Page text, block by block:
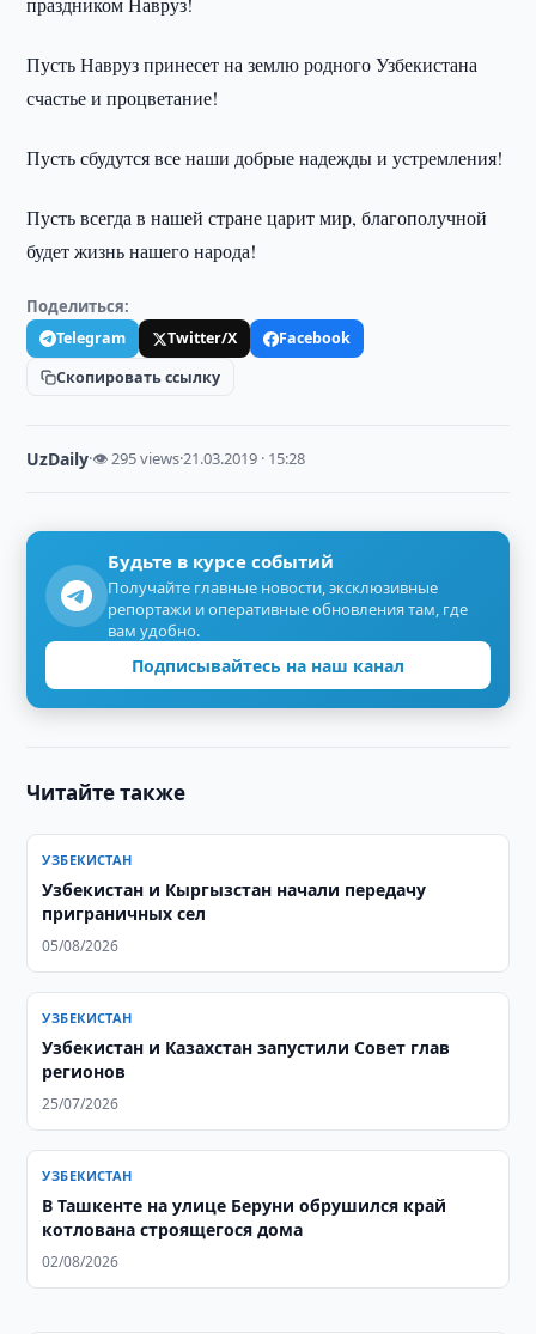
Пусть Навруз принесет на землю родного Узбекистана
счастье и процветание!
Пусть сбудутся все наши добрые надежды и устремления!
Пусть всегда в нашей стране царит мир, благополучной
будет жизнь нашего народа!
Поделиться:
Telegram Twitter/X
Facebook
Скопировать ссылку
UzDaily·👁 295 views·21.03.2019 · 15:28
Будьте в курсе событий
Получайте главные новости, эксклюзивные
репортажи и оперативные обновления там, где
вам удобно.
Подписывайтесь на наш канал
Читайте также
УЗБЕКИСТАН
Узбекистан и Кыргызстан начали передачу
приграничных сел
05/08/2026
УЗБЕКИСТАН
Узбекистан и Казахстан запустили Совет глав
регионов
25/07/2026
УЗБЕКИСТАН
В Ташкенте на улице Беруни обрушился край
котлована строящегося дома
02/08/2026